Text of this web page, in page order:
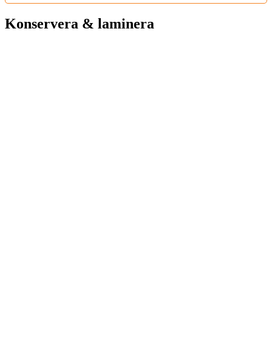
Konservera & laminera